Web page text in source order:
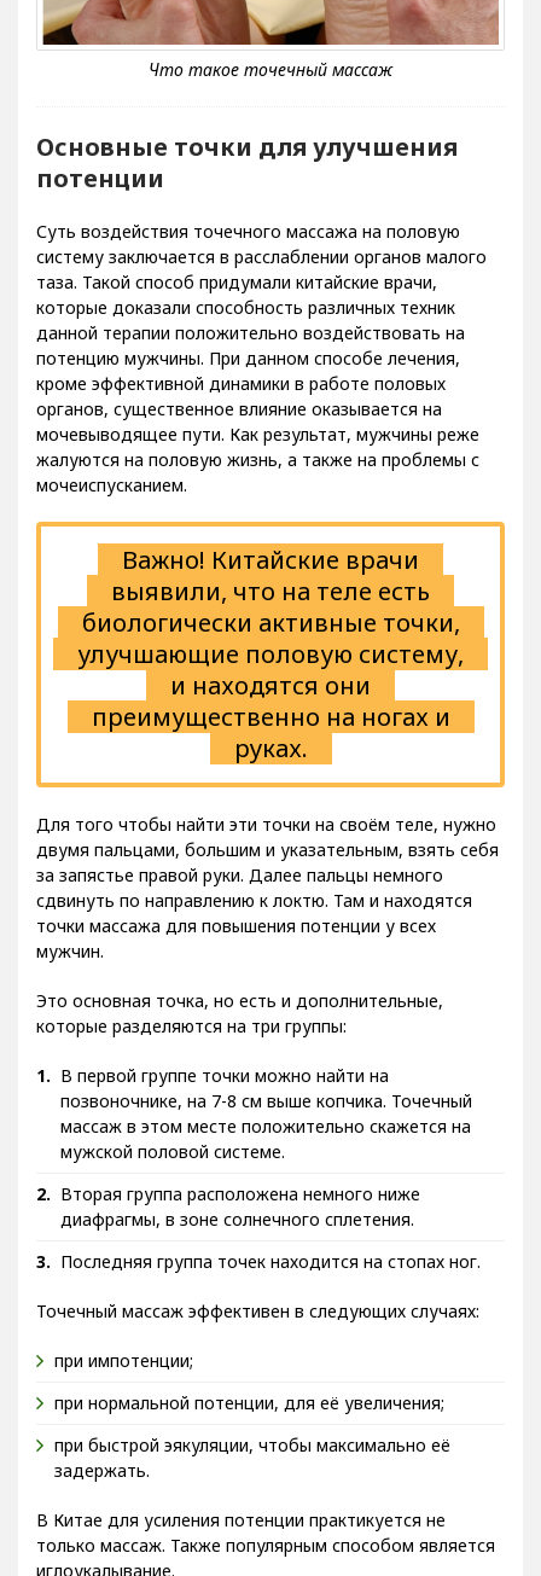
потенции
систему заключается в расслаблении органов малого
таза. Такой способ придумали китайские врачи,
которые доказали способность различных техник
данной терапии положительно воздействовать на
потенцию мужчины. При данном способе лечения,
кроме эффективной динамики в работе половых
органов, существенное влияние оказывается на
мочевыводящее пути. Как результат, мужчины реже
жалуются на половую жизнь, а также на проблемы с
мочеиспусканием.
Важно! Китайские врачи
выявили, что на теле есть
биологически активные точки,
улучшающие половую систему,
и находятся они
преимущественно на ногах и
руках.
двумя пальцами, большим и указательным, взять себя
за запястье правой руки. Далее пальцы немного
сдвинуть по направлению к локтю. Там и находятся
точки массажа для повышения потенции у всех
мужчин.
которые разделяются на три группы:
позвоночнике, на 7-8 см выше копчика. Точечный
массаж в этом месте положительно скажется на
мужской половой системе.
диафрагмы, в зоне солнечного сплетения.
задержать.
только массаж. Также популярным способом является
иглоукалывание.